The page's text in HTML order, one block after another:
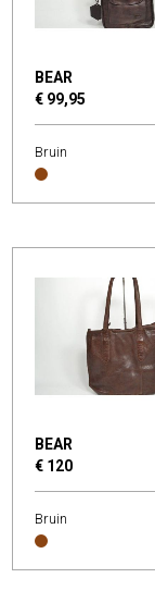
BEAR
€ 99,95
Bruin
BEAR
€ 120
Bruin